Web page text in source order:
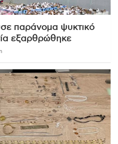
παράνομα ψυκτικό
εξαρθρώθηκε